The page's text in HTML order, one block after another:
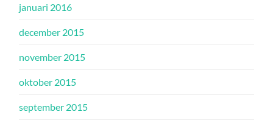
januari 2016
december 2015
november 2015
oktober 2015
september 2015